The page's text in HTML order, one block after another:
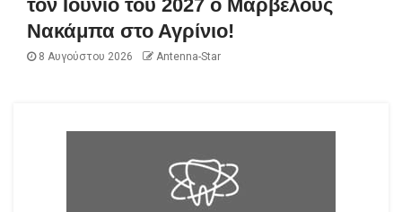
τον Ιούνιο του 2027 ο Μάρβελους
Νακάμπα στο Αγρίνιο!
8 Αυγούστου 2026 Antenna-Star